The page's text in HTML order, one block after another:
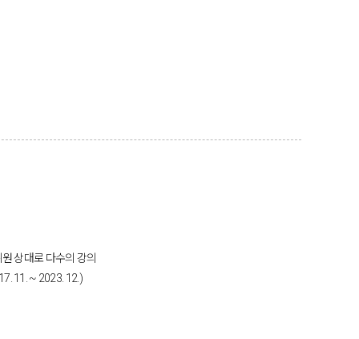
상대로 다수의 강의
11. ~ 2023. 12.)